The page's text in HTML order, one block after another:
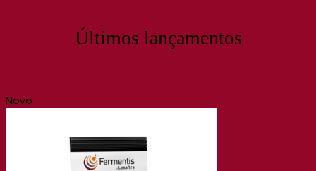
Últimos lançamentos
Novo